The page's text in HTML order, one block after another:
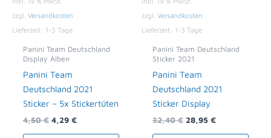
zzgl. Versandkosten
Lieferzeit: 1-3 Tage
Panini Team Deutschland
Display Alben
Panini Team
Deutschland 2021
Sticker – 5x Stickertüten
4,50€ 4,29 €
zzgl. Versandkosten
Lieferzeit: 1-3 Tage
Panini Team Deutschland
Sticker 2021
Panini Team
Deutschland 2021
Sticker Display
32,40€ 28,95 €